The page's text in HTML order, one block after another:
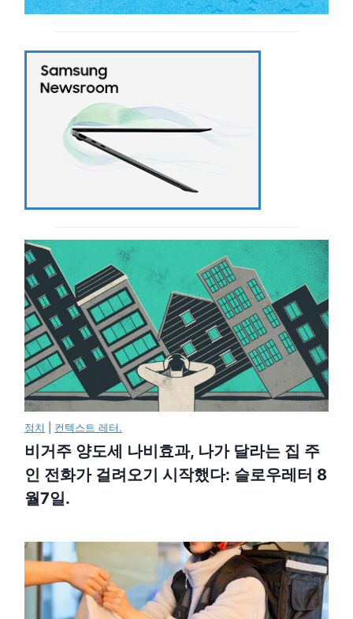
정치 컨텍스트 레터.
비거주 양도세 나비효과, 나가 달라는 집 주
인 전화가 걸려오기 시작했다: 슬로우레터 8
월7일.